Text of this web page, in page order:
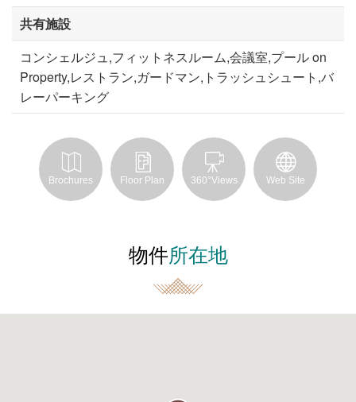
共有施設
コンシェルジュ,フィットネスルーム,会議室,プール on
Property,レストラン,ガードマン,トラッシュシュート,バ
レーパーキング
Brochures Floor Plan 360°Views Web Site
物件所在地